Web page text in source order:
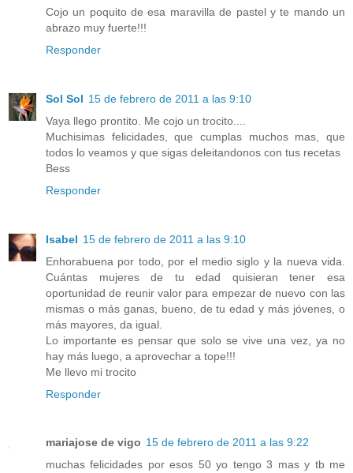
Cojo un poquito de esa maravilla de pastel y te mando un
abrazo muy fuerte!!!
Responder
Sol Sol 15 de febrero de 2011 a las 9:10
Vaya llego prontito. Me cojo un trocito....
Muchisimas felicidades, que cumplas muchos mas, que
todos lo veamos y que sigas deleitandonos con tus recetas
Bess
Responder
Isabel 15 de febrero de 2011 a las 9:10
Enhorabuena por todo, por el medio siglo y la nueva vida.
Cuántas mujeres de tu edad quisieran tener esa
oportunidad de reunir valor para empezar de nuevo con las
mismas o más ganas, bueno, de tu edad y más jóvenes, o
más mayores, da igual.
Lo importante es pensar que solo se vive una vez, ya no
hay más luego, a aprovechar a tope!!!
Me llevo mi trocito
Responder
mariajose de vigo 15 de febrero de 2011 a las 9:22
muchas felicidades por esos 50 yo tengo 3 mas y tb me